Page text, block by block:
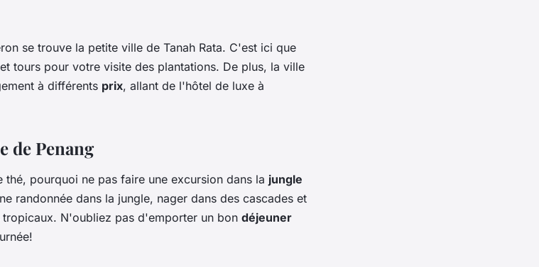
se trouve la petite ville de Tanah Rata. C'est ici que
tours pour votre visite des plantations. De plus, la ville
à différents prix, allant de l'hôtel de luxe à
de Penang
pourquoi ne pas faire une excursion dans la jungle
randonnée dans la jungle, nager dans des cascades et
N'oubliez pas d'emporter un bon déjeuner